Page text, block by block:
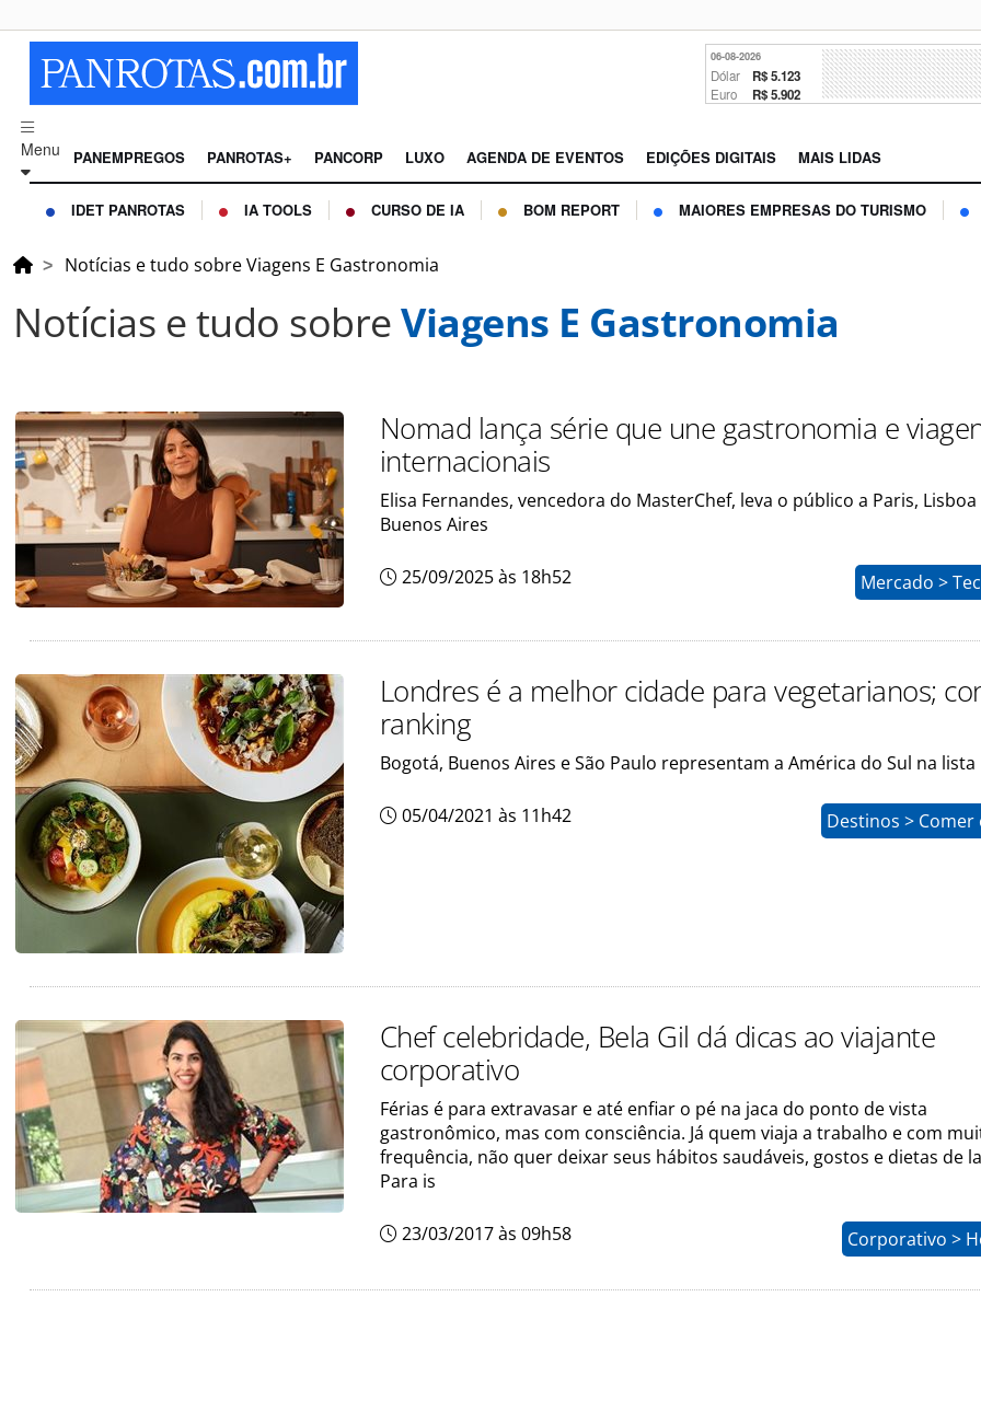
06-08-2026
Dólar R$ 5.123
Euro R$ 5.902
Menu PANEMPREGOS PANROTAS+ PANCORP LUXO AGENDA DE EVENTOS EDIÇÕES DIGITAIS MAIS LIDAS
IDET PANROTAS IA TOOLS CURSO DE IA BOM REPORT MAIORES EMPRESAS DO TURISMO
Notícias e tudo sobre Viagens E Gastronomia
Notícias e tudo sobreViagens E Gastronomia
Nomad lança série que une gastronomia e
internacionais
Elisa Fernandes, vencedora do MasterChef, leva o público a Paris, Lisboa
Buenos Aires
25/09/2025 às 18h52 Mercado >
Londres é a melhor cidade para vegetarianos;
ranking
Bogotá, Buenos Aires e São Paulo representam a América do Sul na lista
05/04/2021 às 11h42 Destinos > Comer
Chef celebridade, Bela Gil dá dicas ao viajante
corporativo
Férias é para extravasar e até enfiar o pé na jaca do ponto de vista
gastronômico, mas com consciência. Já quem viaja a trabalho e com
frequência, não quer deixar seus hábitos saudáveis, gostos e dietas de
Para is
23/03/2017 às 09h58 Corporativo >